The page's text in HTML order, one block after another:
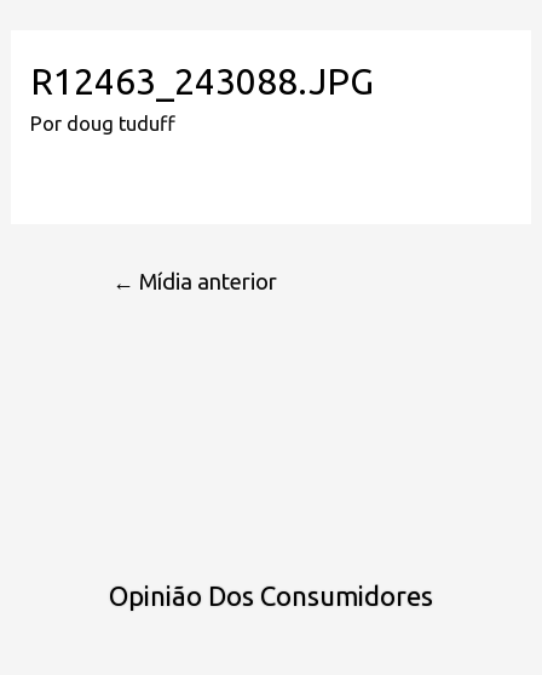
R12463_243088.JPG
Por doug tuduff
← Mídia anterior
Opinião Dos Consumidores